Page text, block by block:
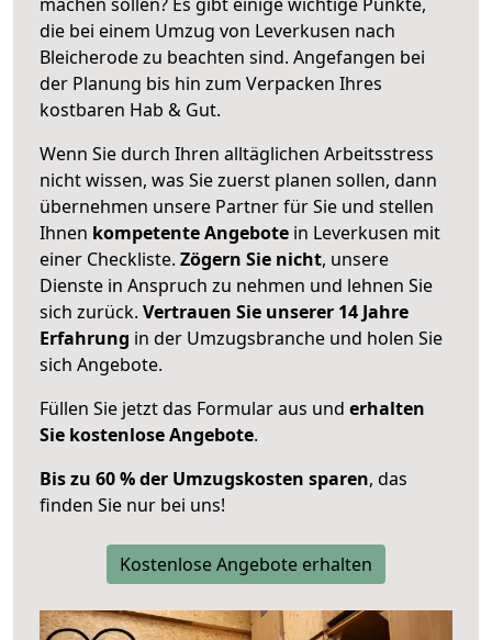
die bei einem Umzug von Leverkusen nach
Bleicherode zu beachten sind. Angefangen bei
der Planung bis hin zum Verpacken Ihres
kostbaren Hab & Gut.
Wenn Sie durch Ihren alltäglichen Arbeitsstress
nicht wissen, was Sie zuerst planen sollen, dann
übernehmen unsere Partner für Sie und stellen
Ihnen kompetente Angebote in Leverkusen mit
einer Checkliste. Zögern Sie nicht, unsere
Dienste in Anspruch zu nehmen und lehnen Sie
sich zurück. Vertrauen Sie unserer 14 Jahre
Erfahrung in der Umzugsbranche und holen Sie
sich Angebote.
Füllen Sie jetzt das Formular aus und erhalten
Sie kostenlose Angebote.
Bis zu 60 % der Umzugskosten sparen, das
finden Sie nur bei uns!
Kostenlose Angebote erhalten